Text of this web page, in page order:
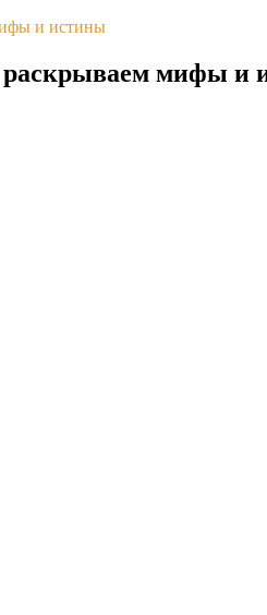
и истины
раскрываем мифы и